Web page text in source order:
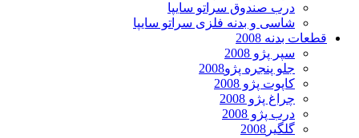
درب صندوق سراتو سایپا
شاسی و بدنه فلزی سراتو سایپا
قطعات بدنه 2008
سپر پژو 2008
جلو پنجره پژو2008
کاپوت پژو 2008
چراغ پژو 2008
درب پژو 2008
گلگیر2008